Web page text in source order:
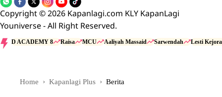
Copyright © 2026 Kapanlagi.com KLY KapanLagi
Youniverse - All Right Reserved.
D ACADEMY 8 Raisa MCU Aaliyah Massaid Sarwendah Lesti Kejora
Home Kapanlagi Plus Berita